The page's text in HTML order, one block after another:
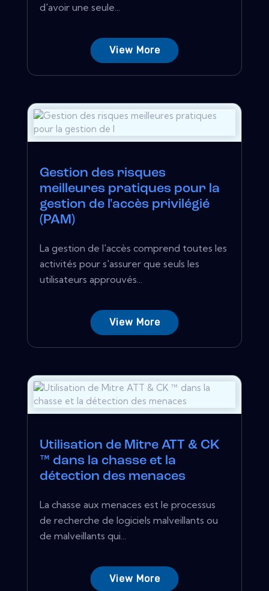
d'avoir une seule...
View More
Gestion des risques
meilleures pratiques pour la
gestion de l'accès privilégié
(PAM)
La gestion de l'accès comprend toutes les
activités pour s'assurer que seuls les
utilisateurs approuvés...
View More
Utilisation de Mitre ATT & CK
™ dans la chasse et la
détection des menaces
La chasse aux menaces est le processus
de recherche de logiciels malveillants ou
de malveillants qui...
View More